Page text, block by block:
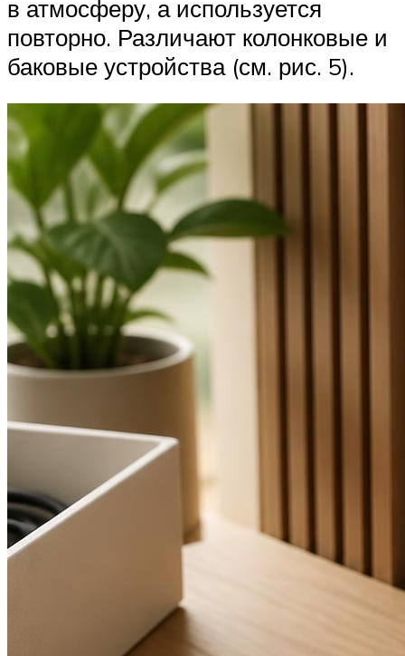
в атмосферу, а используется
повторно. Различают колонковые и
баковые устройства (см. рис. 5).